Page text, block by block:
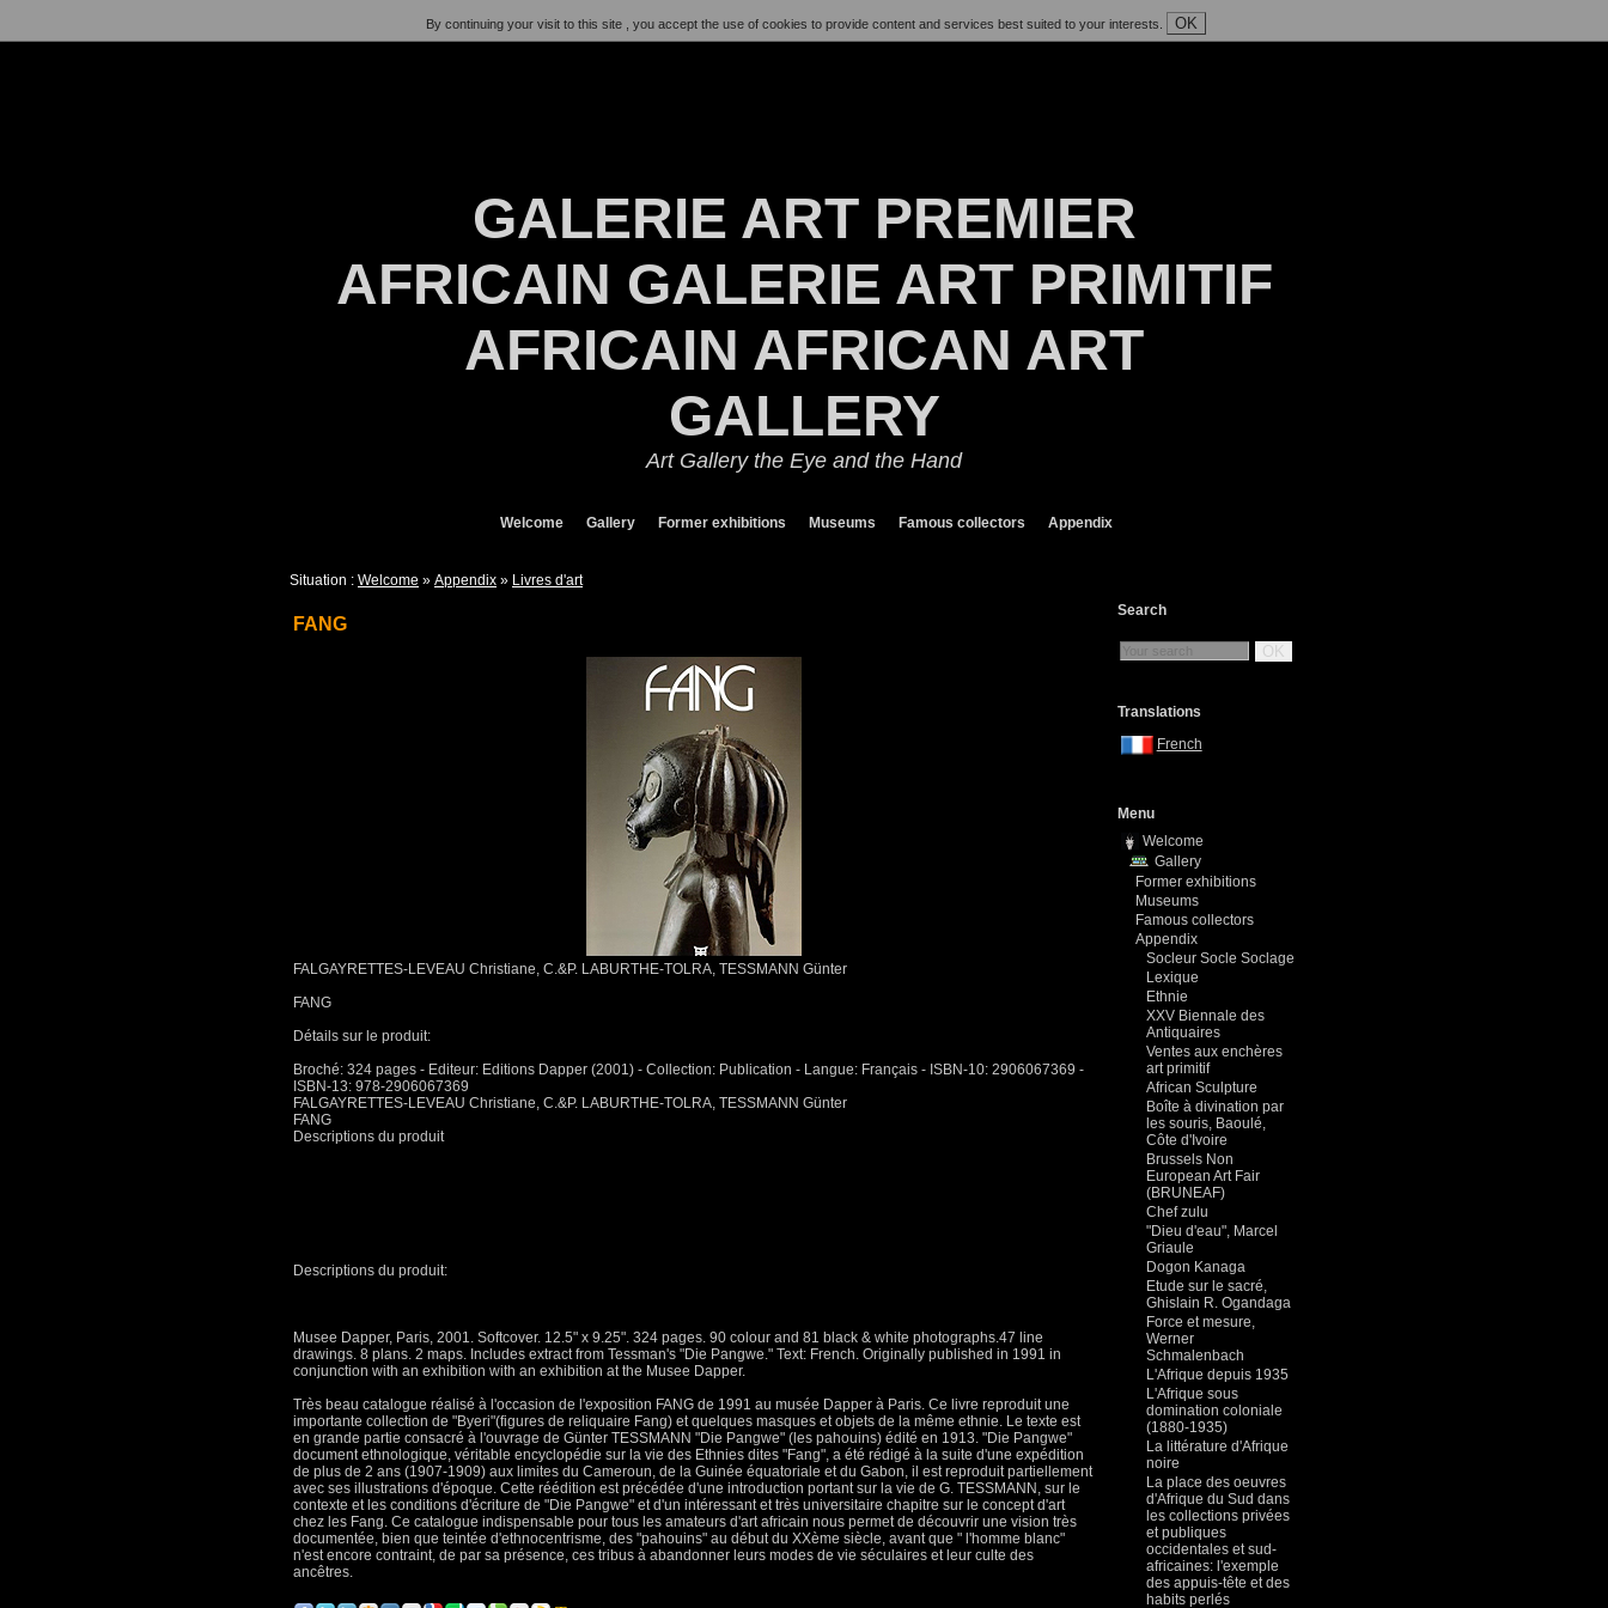
By continuing your visit to this site , you accept the use of cookies to provide content and services best suited to your interests. OK
GALERIE ART PREMIER
AFRICAIN GALERIE ART PRIMITIF
AFRICAIN AFRICAN ART
GALLERY
Art Gallery the Eye and the Hand
Welcome Gallery Former exhibitions Museums Famous collectors Appendix
Situation : Welcome » Appendix » Livres d'art
FANG
FALGAYRETTES-LEVEAU Christiane, C.&P. LABURTHE-TOLRA, TESSMANN Günter
FANG
Détails sur le produit:
Broché: 324 pages - Editeur: Editions Dapper (2001) - Collection: Publication - Langue: Français - ISBN-10: 2906067369 -
ISBN-13: 978-2906067369
FALGAYRETTES-LEVEAU Christiane, C.&P. LABURTHE-TOLRA, TESSMANN Günter
FANG
Descriptions du produit
Descriptions du produit:
Musee Dapper, Paris, 2001. Softcover. 12.5" x 9.25". 324 pages. 90 colour and 81 black & white photographs.47 line
drawings. 8 plans. 2 maps. Includes extract from Tessman's "Die Pangwe." Text: French. Originally published in 1991 in
conjunction with an exhibition with an exhibition at the Musee Dapper.
Très beau catalogue réalisé à l'occasion de l'exposition FANG de 1991 au musée Dapper à Paris. Ce livre reproduit une
importante collection de "Byeri"(figures de reliquaire Fang) et quelques masques et objets de la même ethnie. Le texte est
en grande partie consacré à l'ouvrage de Günter TESSMANN "Die Pangwe" (les pahouins) édité en 1913. "Die Pangwe"
document ethnologique, véritable encyclopédie sur la vie des Ethnies dites "Fang", a été rédigé à la suite d'une expédition
de plus de 2 ans (1907-1909) aux limites du Cameroun, de la Guinée équatoriale et du Gabon, il est reproduit partiellement
avec ses illustrations d'époque. Cette réédition est précédée d'une introduction portant sur la vie de G. TESSMANN, sur le
contexte et les conditions d'écriture de "Die Pangwe" et d'un intéressant et très universitaire chapitre sur le concept d'art
chez les Fang. Ce catalogue indispensable pour tous les amateurs d'art africain nous permet de découvrir une vision très
documentée, bien que teintée d'ethnocentrisme, des "pahouins" au début du XXème siècle, avant que " l'homme blanc"
n'est encore contraint, de par sa présence, ces tribus à abandonner leurs modes de vie séculaires et leur culte des
ancêtres.
Search
OK
Translations
French
Menu
Welcome
Gallery
Former exhibitions
Museums
Famous collectors
Appendix
Socleur Socle Soclage
Lexique
Ethnie
XXV Biennale des
Antiquaires
Ventes aux enchères
art primitif
African Sculpture
Boîte à divination par
les souris, Baoulé,
Côte d'Ivoire
Brussels Non
European Art Fair
(BRUNEAF)
Chef zulu
"Dieu d'eau", Marcel
Griaule
Dogon Kanaga
Etude sur le sacré,
Ghislain R. Ogandaga
Force et mesure,
Werner
Schmalenbach
L'Afrique depuis 1935
L'Afrique sous
domination coloniale
(1880-1935)
La littérature d'Afrique
noire
La place des oeuvres
d'Afrique du Sud dans
les collections privées
et publiques
occidentales et sud-
africaines: l'exemple
des appuis-tête et des
habits perlés